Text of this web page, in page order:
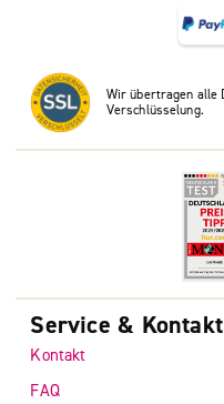
Wir übertragen alle
Verschlüsselung.
Service & Kontakt
Kontakt
FAQ